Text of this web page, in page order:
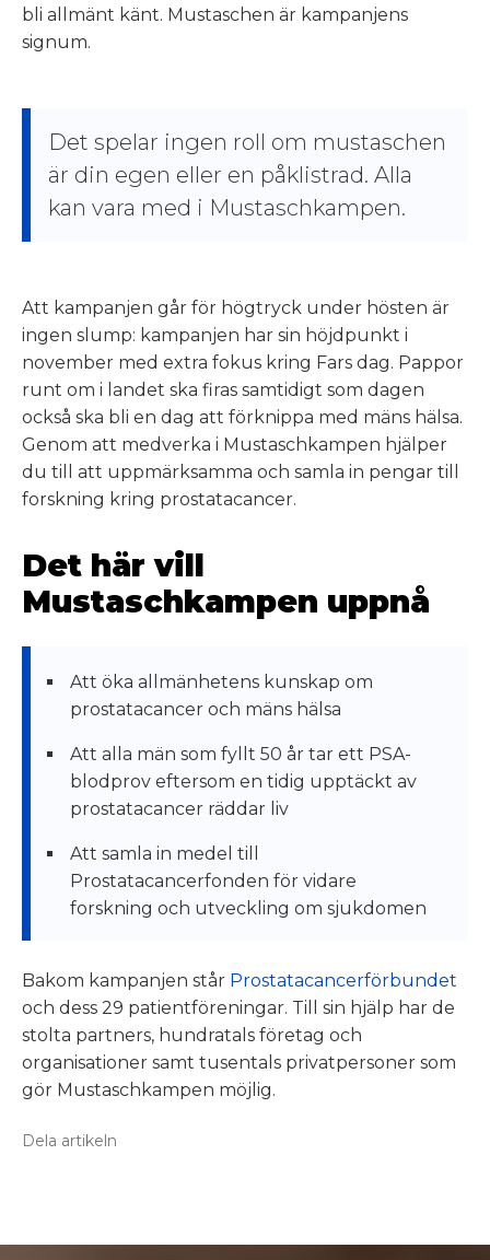
bli allmänt känt. Mustaschen är kampanjens
signum.
Det spelar ingen roll om mustaschen
är din egen eller en påklistrad. Alla
kan vara med i Mustaschkampen.
Att kampanjen går för högtryck under hösten är
ingen slump: kampanjen har sin höjdpunkt i
november med extra fokus kring Fars dag. Pappor
runt om i landet ska firas samtidigt som dagen
också ska bli en dag att förknippa med mäns hälsa.
Genom att medverka i Mustaschkampen hjälper
du till att uppmärksamma och samla in pengar till
forskning kring prostatacancer.
Det här vill
Mustaschkampen uppnå
Att öka allmänhetens kunskap om
prostatacancer och mäns hälsa
Att alla män som fyllt 50 år tar ett PSA-
blodprov eftersom en tidig upptäckt av
prostatacancer räddar liv
Att samla in medel till
Prostatacancerfonden för vidare
forskning och utveckling om sjukdomen
Bakom kampanjen står Prostatacancerförbundet
och dess 29 patientföreningar. Till sin hjälp har de
stolta partners, hundratals företag och
organisationer samt tusentals privatpersoner som
gör Mustaschkampen möjlig.
Dela artikeln